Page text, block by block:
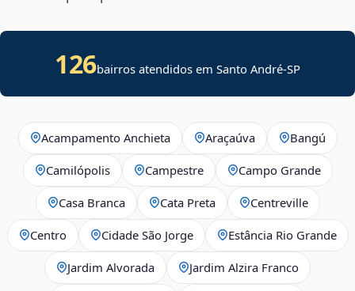
126bairros atendidos em Santo André-SP
Acampamento Anchieta Araçaúva Bangú
Camilópolis Campestre Campo Grande
Casa Branca Cata Preta Centreville
Centro Cidade São Jorge Estância Rio Grande
Jardim Alvorada Jardim Alzira Franco